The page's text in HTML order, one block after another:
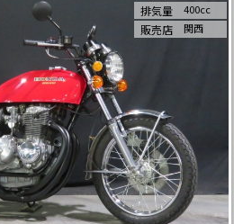
排気量 400cc
販売店 関西